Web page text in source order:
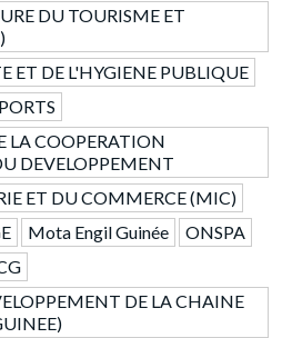
DU TOURISME ET
ET DE L'HYGIENE PUBLIQUE
LA COOPERATION
DEVELOPPEMENT
ET DU COMMERCE (MIC)
Mota Engil Guinée
ONSPA
DE LA CHAINE